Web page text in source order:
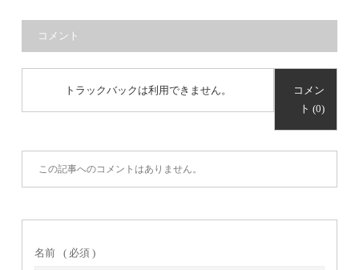
コメント
トラックバックは利用できません。
コメン
ト (0)
この記事へのコメントはありません。
名前 ( 必須 )